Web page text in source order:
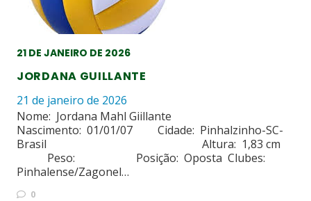
21 DE JANEIRO DE 2026
JORDANA GUILLANTE
21 de janeiro de 2026
Nome: Jordana Mahl Giillante
Nascimento: 01/01/07 Cidade: Pinhalzinho-SC-
Brasil Altura: 1,83 cm
Peso: Posição: Oposta Clubes:
Pinhalense/Zagonel…
0